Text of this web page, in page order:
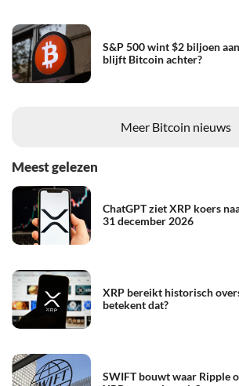
S&P 500 wint $2 biljoen
blijft Bitcoin achter?
Meer Bitcoin nieuws
Meest gelezen
ChatGPT ziet XRP koers
31 december 2026
XRP bereikt historisch
betekent dat?
SWIFT bouwt waar Ripple